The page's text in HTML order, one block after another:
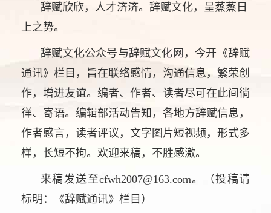
辞赋欣欣，人才济济。辞赋文化，呈蒸蒸日
上之势。
辞赋文化公众号与辞赋文化网，今开《辞赋
通讯》栏目，旨在联络感情，沟通信息，繁荣创
作，增进友谊。编者、作者、读者尽可在此间徜
徉、寄语。编辑部活动告知，各地方辞赋信息，
作者感言，读者评议，文字图片短视频，形式多
样，长短不拘。欢迎来稿，不胜感激。
来稿发送至cfwh2007@163.com。（投稿请
标明：《辞赋通讯》栏目）